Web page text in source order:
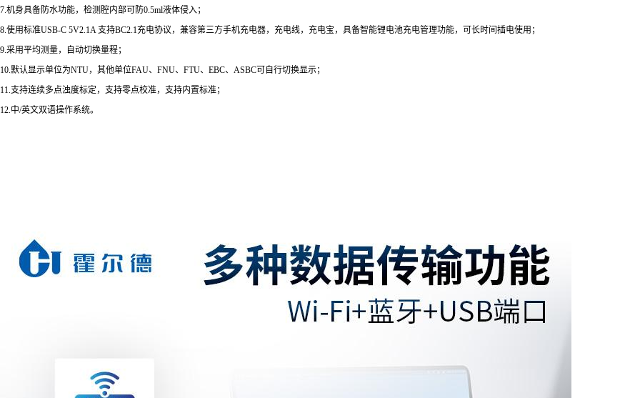
7.机身具备防水功能，检测腔内部可防0.5ml液体侵入；
8.使用标准USB-C 5V2.1A 支持BC2.1充电协议，兼容第三方手机充电器，充电线，充电宝，具备智能锂电池充电管理功能，可长时间插电使用；
9.采用平均测量，自动切换量程；
10.默认显示单位为NTU，其他单位FAU、FNU、FTU、EBC、ASBC可自行切换显示；
11.支持连续多点浊度标定，支持零点校准，支持内置标准；
12.中/英文双语操作系统。